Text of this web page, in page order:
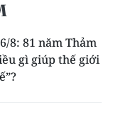
8: 81 năm Thảm
gì giúp thế giới